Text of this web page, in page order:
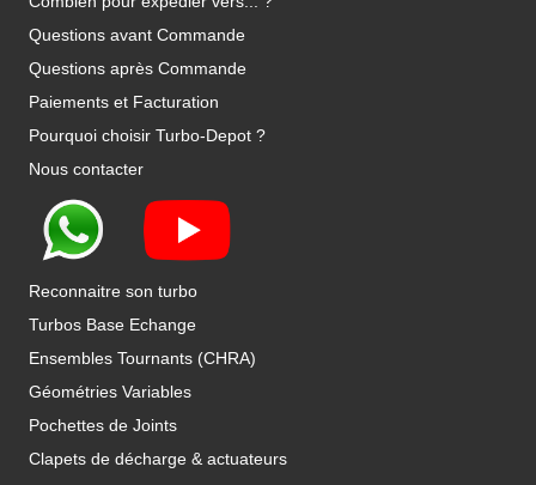
Questions avant Commande
Questions après Commande
Paiements et Facturation
Pourquoi choisir Turbo-Depot ?
Nous contacter
Reconnaitre son turbo
Turbos Base Echange
Ensembles Tournants (CHRA)
Géométries Variables
Pochettes de Joints
Clapets de décharge & actuateurs